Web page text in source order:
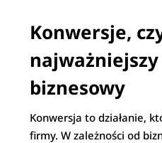
Konwersje,
biznesowy
Konwersja to działanie,
firmy. W zależności od